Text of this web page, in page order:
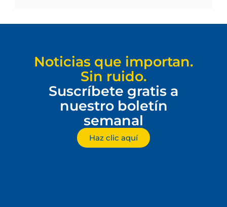
Noticias que importan.
Sin ruido.
Suscríbete gratis a
nuestro boletín
semanal
Haz clic aquí